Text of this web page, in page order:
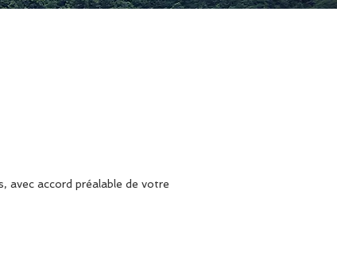
avec accord préalable de votre